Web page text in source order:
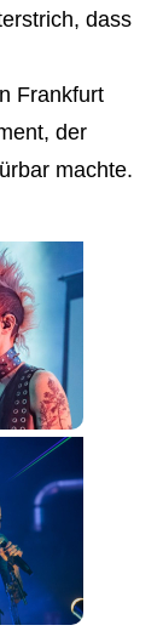
dass
Frankfurt
der
machte.